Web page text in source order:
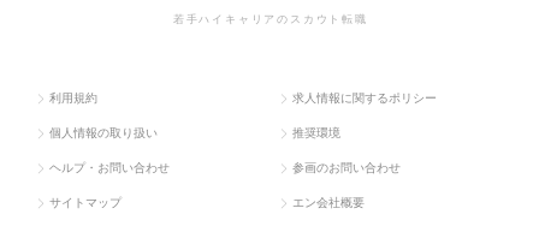
若手ハイキャリアのスカウト転職
利用規約 求人情報に関するポリシー
個人情報の取り扱い 推奨環境
ヘルプ・お問い合わせ 参画のお問い合わせ
サイトマップ エン会社概要